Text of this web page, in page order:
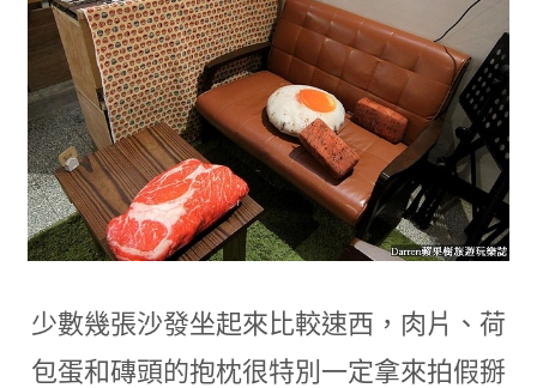
少數幾張沙發坐起來比較速西 ，肉片 、 荷
包蛋和磚頭的抱枕很特別一定拿來拍假掰